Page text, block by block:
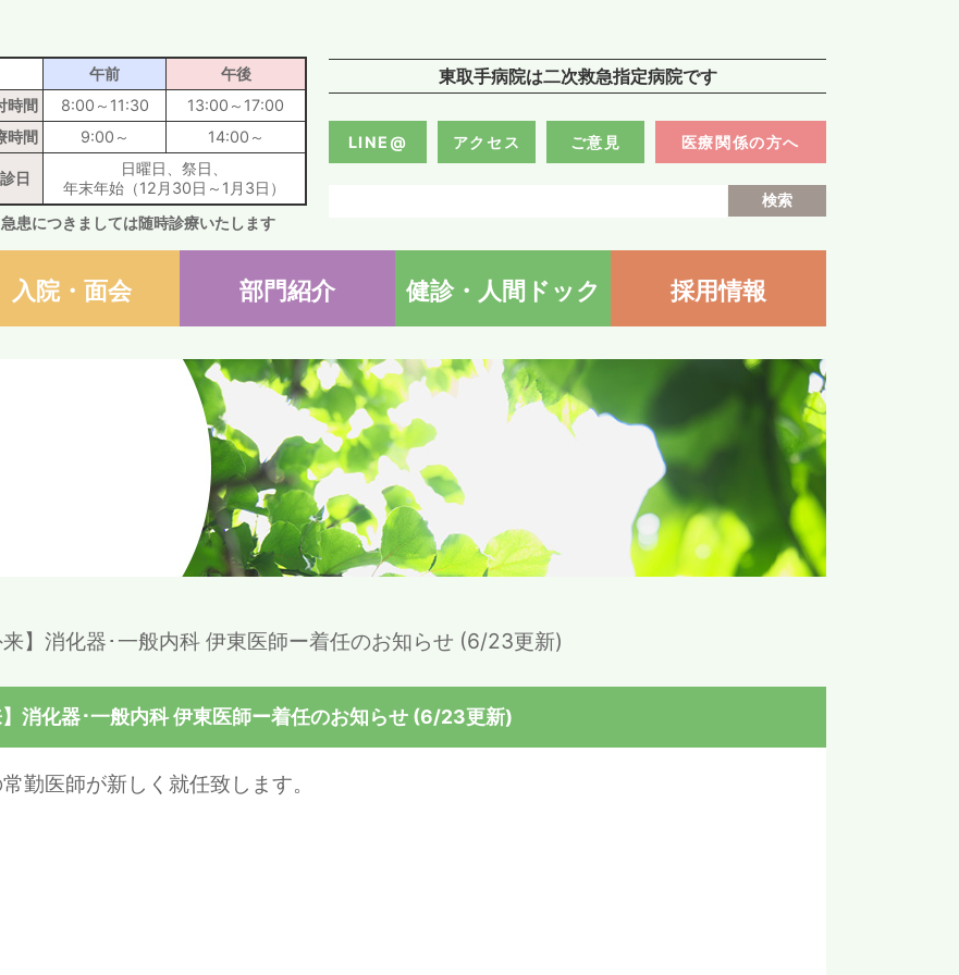
法人社団輝峰会 東取手病院
午前
午後
時間
8:00～11:30
13:00～17:00
時間
9:00～ 14:00～
日
日曜日、祭日、
年末年始（12月30日～1月3日）
急患につきましては随時診療いたします
東取手病院は二次救急指定病院です
LINE@ アクセス ご意見 医療関係の方へ
入院・面会 部門紹介 健診・人間ドック 採用情報
来】消化器･一般内科 伊東医師ー着任のお知らせ (6/23更新)
】消化器･一般内科 伊東医師ー着任のお知らせ (6/23更新)
勤医師が新しく就任致します。